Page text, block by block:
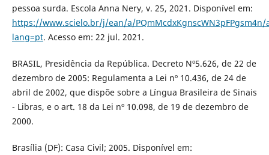
pessoa surda. Escola Anna Nery, v. 25, 2021. Disponível em:
https://www.scielo.br/j/ean/a/
lang=pt. Acesso em: 22 jul. 2021.
BRASIL, Presidência da República. Decreto Nº5.626, de 22 de
dezembro de 2005: Regulamenta a Lei nº 10.436, de 24 de
abril de 2002, que dispõe sobre a Língua Brasileira de Sinais
- Libras, e o art. 18 da Lei nº 10.098, de 19 de dezembro de
2000.
Brasília (DF): Casa Civil; 2005. Disponível em: